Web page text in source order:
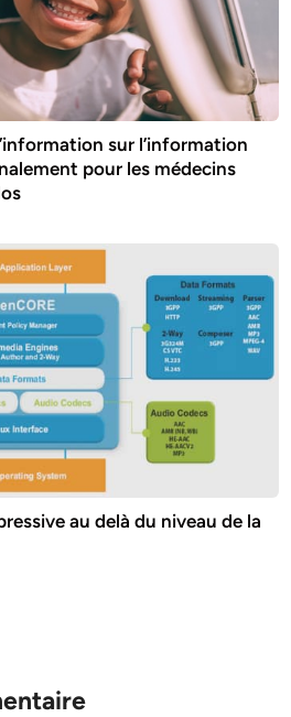
sur l’information
pour les médecins
au delà du niveau de la